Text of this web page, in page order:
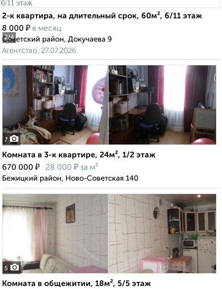
2/4
2-к квартира, на длительный срок, 60м², 6/11 этаж
8 000 ₽ в месяц
Советский район, Докучаева 9
Агентство, 27.07.2026
7
Комната в 3-к квартире, 24м², 1/2 этаж
670 000 ₽ 28 000 ₽ за м²
Бежицкий район, Ново-Советская 140
5
Комната в общежитии, 18м², 5/5 этаж